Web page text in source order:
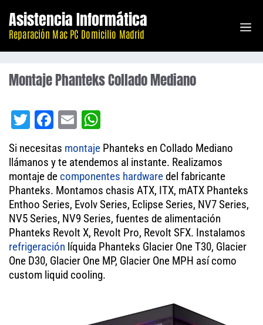
contenido
Asistencia Informática
Reparación Mac PC Domicilio Madrid
Montaje Phanteks Collado Mediano
T
tt
er
Fa
bo
ok
E
ail
ha
ts
A
pp
Si necesitas montaje Phanteks en Collado Mediano
llámanos y te atendemos al instante. Realizamos
montaje de componentes hardwaredel fabricante
Phanteks. Montamos chasis ATX, ITX, mATX Phanteks
Enthoo Series, Evolv Series, Eclipse Series, NV7 Series,
NV5 Series, NV9 Series, fuentes de alimentación
Phanteks Revolt X, Revolt Pro, Revolt SFX. Instalamos
refrigeración líquida Phanteks Glacier One T30, Glacier
One D30, Glacier One MP, Glacier One MPH así como
custom liquid cooling.